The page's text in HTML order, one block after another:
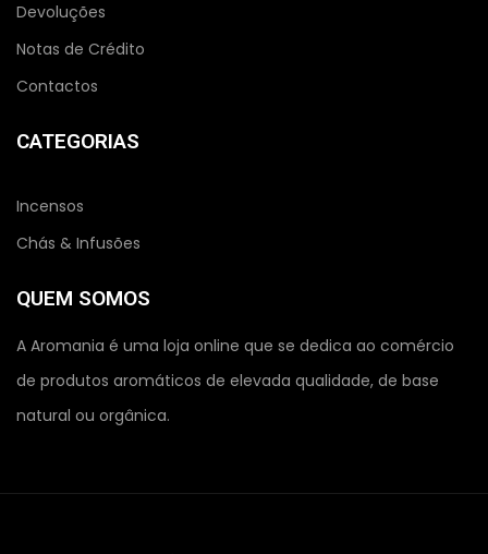
Devoluções
Notas de Crédito
Contactos
CATEGORIAS
Incensos
Chás & Infusões
QUEM SOMOS
A Aromania é uma loja online que se dedica ao comércio
de produtos aromáticos de elevada qualidade, de base
natural ou orgânica.